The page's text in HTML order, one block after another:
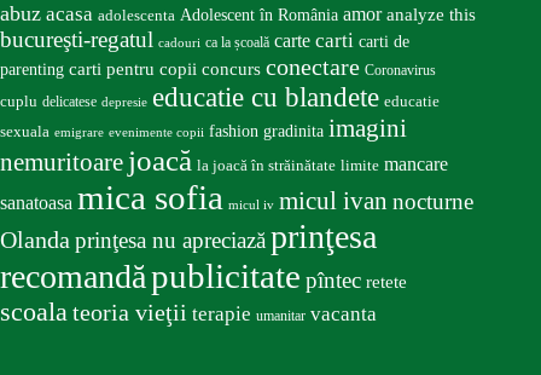
abuz acasa adolescenta Adolescent în România amor analyze this
bucureşti-regatul cadouri ca la școală carte carti carti de
parenting carti pentru copii concurs conectare Coronavirus
cuplu delicatese depresie educatie cu blandete educatie
sexuala emigrare evenimente copii fashion gradinita imagini
nemuritoare joacă la joacă în străinătate limite mancare
sanatoasa mica sofia micul iv micul ivan nocturne
Olandaprinţesa nu apreciazăprinţesa
recomandăpublicitate pîntec retete
scoalateoria vieţii terapie umanitar vacanta